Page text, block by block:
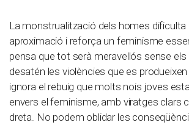
La monstrualització dels homes dificulta
aproximació i reforça un feminisme
pensa que tot serà meravellós sense
desatén les violències que es
ignora el rebuig que molts nois joves
envers el feminisme, amb viratges clars
dreta. No podem oblidar les